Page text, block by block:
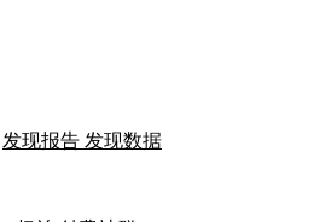
发现报告 发现数据